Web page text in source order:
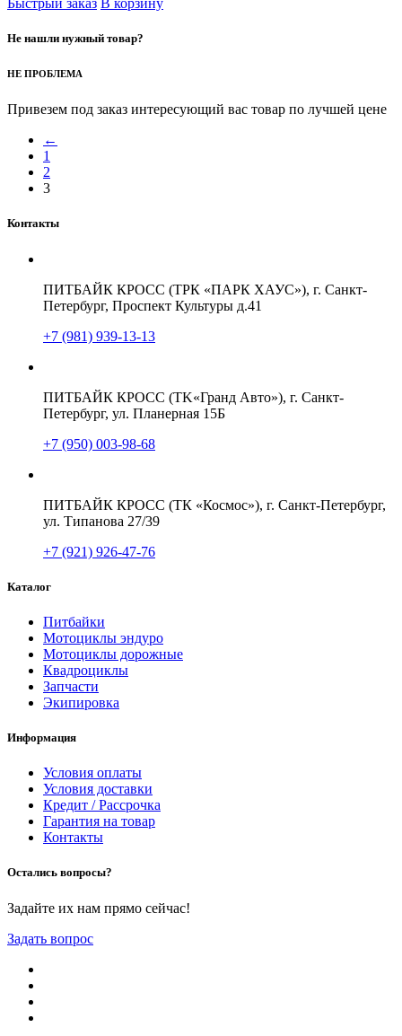
Быстрый заказ В корзину
Не нашли нужный товар?
НЕ ПРОБЛЕМА
Привезем под заказ интересующий вас товар по лучшей цене
←
1
2
3
Контакты
ПИТБАЙК КРОСС (ТРК «ПАРК ХАУС»), г. Санкт-
Петербург, Проспект Культуры д.41
+7 (981) 939-13-13
ПИТБАЙК КРОСС (TK«Гранд Авто»), г. Санкт-
Петербург, ул. Планерная 15Б
+7 (950) 003-98-68
ПИТБАЙК КРОСС (ТК «Космос»), г. Санкт-Петербург,
ул. Типанова 27/39
+7 (921) 926-47-76
Каталог
Питбайки
Мотоциклы эндуро
Мотоциклы дорожные
Квадроциклы
Запчасти
Экипировка
Информация
Условия оплаты
Условия доставки
Кредит / Рассрочка
Гарантия на товар
Контакты
Остались вопросы?
Задайте их нам прямо сейчас!
Задать вопрос